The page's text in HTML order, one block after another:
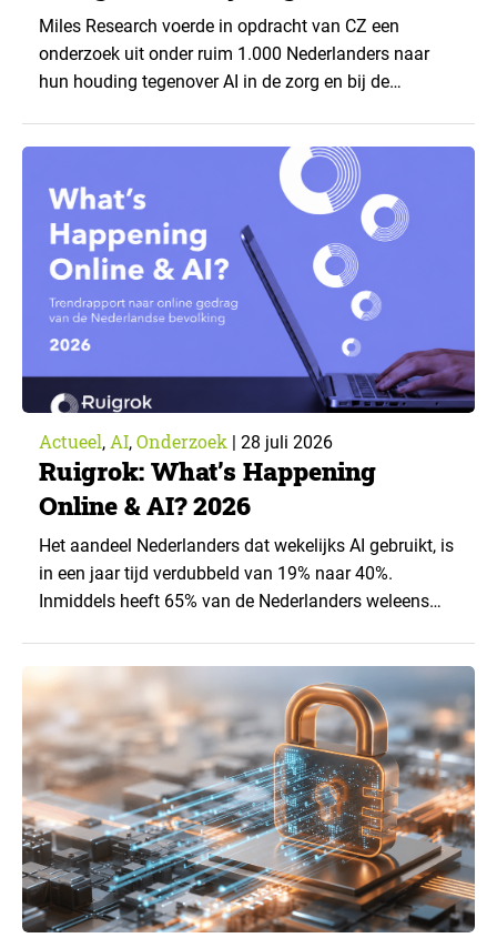
CZ
Miles Research voerde in opdracht van CZ een
onderzoek uit onder ruim 1.000 Nederlanders naar
hun houding tegenover AI in de zorg en bij de
toepassingen, en waar trekken zij een grens? Dit
artikel is aangeleverd door kennispartner Miles
Research. ▼ De uitkomsten zijn…
Actueel, AI, Onderzoek | 28 juli 2026
Ruigrok: What’s Happening
Online & AI? 2026
Het aandeel Nederlanders dat wekelijks AI gebruikt, is
in een jaar tijd verdubbeld van 19% naar 40%.
Inmiddels heeft 65% van de Nederlanders weleens
van What’s Happening Online & AI? 2026, het
jaarlijkse trendrapport van Ruigrok onderzoek &
advies over…